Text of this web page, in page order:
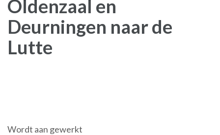
Oldenzaal en
Deurningen naar de
Lutte
Wordt aan gewerkt